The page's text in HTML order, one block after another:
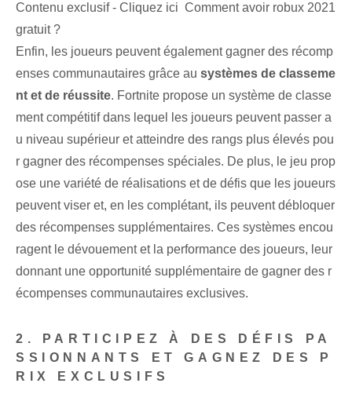
Contenu exclusif - Cliquez ici Comment avoir robux 2021
gratuit ?
Enfin, les joueurs peuvent également gagner des récomp
enses communautaires grâce au systèmes de classeme
nt et de réussite. Fortnite propose un système de classe
ment compétitif dans lequel les joueurs peuvent passer a
u niveau supérieur et atteindre des rangs plus élevés pou
r gagner des récompenses spéciales. De plus, le jeu prop
ose une variété de réalisations et de défis que les joueurs
peuvent viser et, en les complétant, ils peuvent débloquer
des récompenses supplémentaires. Ces systèmes encou
ragent le dévouement et la performance des joueurs, leur
donnant une opportunité supplémentaire de gagner des r
écompenses communautaires exclusives.
2. PARTICIPEZ À DES DÉFIS PA
SSIONNANTS ET GAGNEZ DES P
RIX EXCLUSIFS